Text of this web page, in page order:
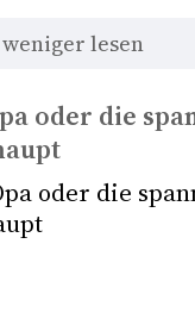
lesen
oder die